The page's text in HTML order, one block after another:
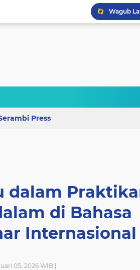
Wagub
Press
dalam
di Bahasa
Internasional
05, 2026 WIB |